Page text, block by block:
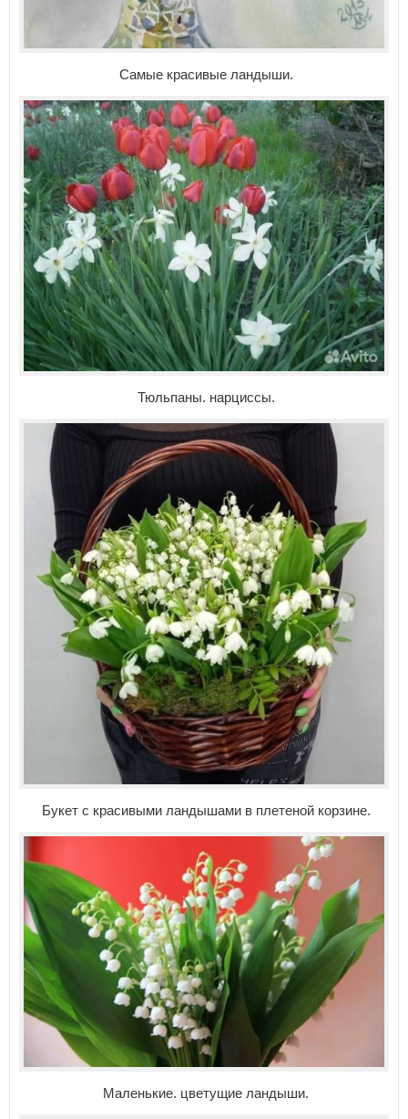
Самые красивые ландыши.
Тюльпаны. нарциссы.
Букет с красивыми ландышами в плетеной корзине.
Маленькие. цветущие ландыши.